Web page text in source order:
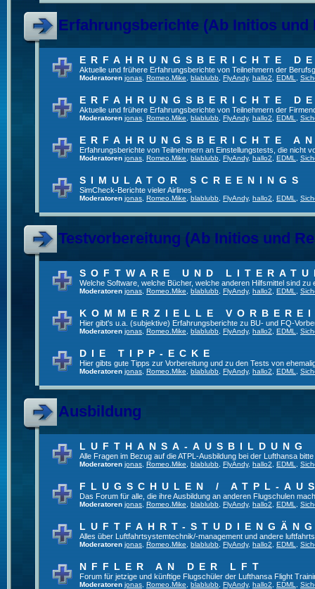
Erfahrungsberichte (Ab Initios und
ERFAHRUNGSBERICHTE
Aktuelle und frühere Erfahrungsberichte von Teilnehmern der
Moderatoren jonas Romeo.Mike blablubb FlyAndy, hallo2 EDML
ERFAHRUNGSBERICHTE
Aktuelle und frühere Erfahrungsberichte von Teilnehmern der
Moderatoren jonas Romeo.Mike blablubb FlyAndy, hallo2 EDML
ERFAHRUNGSBERICHTE
Erfahrungsberichte von Teilnehmern an Einstellungstests, die nicht
Moderatoren jonas Romeo.Mike blablubb FlyAndy, hallo2 EDML
SIMULATOR SCREENINGS
SimCheck-Berichte vieler Airlines
Moderatoren jonas Romeo.Mike blablubb FlyAndy, hallo2 EDML
Testvorbereitung (Ab Initios und
SOFTWARE UND
Welche Software, welche Bücher, welche anderen Hilfsmittel sind zu
Moderatoren jonas Romeo.Mike blablubb FlyAndy, hallo2 EDML
KOMMERZIELLE
Hier gibt's u.a. (subjektive) Erfahrungsberichte zu BU- und FQ-
Moderatoren jonas Romeo.Mike blablubb FlyAndy, hallo2 EDML
DIE TIPP-ECKE
Hier gibts gute Tipps zur Vorbereitung und zu den Tests von
Moderatoren jonas Romeo.Mike blablubb FlyAndy, hallo2 EDML
Ausbildung
LUFTHANSA-AUSBILDUNG
Alle Fragen im Bezug auf die ATPL-Ausbildung bei der Lufthansa
Moderatoren jonas Romeo.Mike blablubb FlyAndy, hallo2 EDML
FLUGSCHULEN / ATPL-
Das Forum für alle, die ihre Ausbildung an anderen Flugschulen
Moderatoren jonas Romeo.Mike blablubb FlyAndy, hallo2 EDML
LUFTFAHRT-
Alles über Luftfahrtsystemtechnik/-management und andere
Moderatoren jonas Romeo.Mike blablubb FlyAndy, hallo2 EDML
NFFLER AN DER LFT
Forum für jetzige und künftige Flugschüler der Lufthansa Flight
Moderatoren jonas Romeo.Mike blablubb FlyAndy, hallo2 EDML